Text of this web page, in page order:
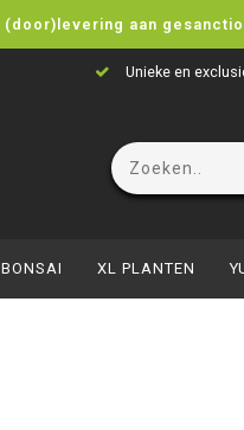
aan
XL PLANTEN